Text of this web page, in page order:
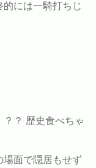
には一騎打ちじ
？？ 歴史食べちゃ
場面で隠居もせず